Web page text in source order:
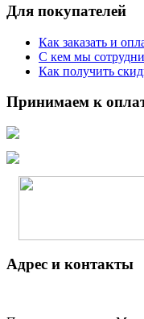
Для покупателей
Как заказать и
С кем мы
Как получить
Принимаем к
Адрес и контакты